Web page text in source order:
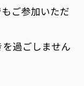
ご参加いただ
過ごしません